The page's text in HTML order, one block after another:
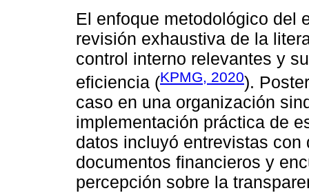
El enfoque metodológico del
revisión exhaustiva de la
control interno relevantes y
eficiencia (KPMG, 2020).
caso en una organización
implementación práctica de
datos incluyó entrevistas
documentos financieros y
percepción sobre la